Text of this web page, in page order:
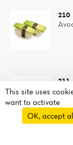
210
211
This site uses
want to activate
OK, accept